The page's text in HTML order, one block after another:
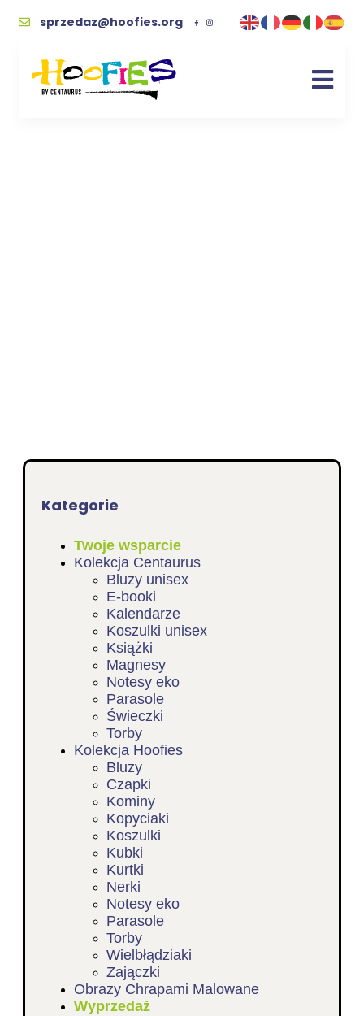
sprzedaz@hoofies.org
Kategorie
Twoje wsparcie
Kolekcja Centaurus
Bluzy unisex
E-booki
Kalendarze
Koszulki unisex
Książki
Magnesy
Notesy eko
Parasole
Świeczki
Torby
Kolekcja Hoofies
Bluzy
Czapki
Kominy
Kopyciaki
Koszulki
Kubki
Kurtki
Nerki
Notesy eko
Parasole
Torby
Wielbłądziaki
Zajączki
Obrazy Chrapami Malowane
Wyprzedaż